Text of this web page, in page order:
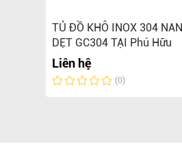
TỦ ĐỒ KHÔ INOX 304 NAN
DẸT GC304 TẠI Phú Hữu
Liên hệ
(0)